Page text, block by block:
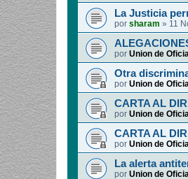
La Justicia
por sharam » 11
por Union de
Otra
por Union de
CARTA AL
por Union de
CARTA AL
por Union de
La alerta
por Union de